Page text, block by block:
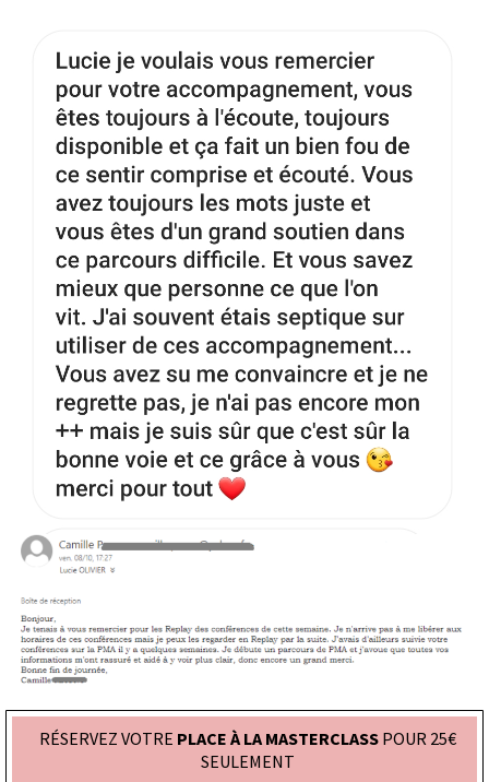
RÉSERVEZ VOTRE PLACE À LA MASTERCLASS POUR 25€
SEULEMENT